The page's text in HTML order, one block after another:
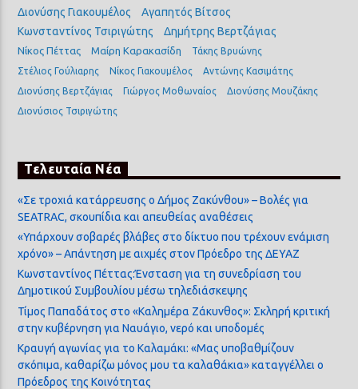
Διονύσης Γιακουμέλος
Αγαπητός Βίτσος
Κωνσταντίνος Τσιριγώτης
Δημήτρης Βερτζάγιας
Νίκος Πέττας Μαίρη Καρακασίδη
Τάκης Βρυώνης
Στέλιος Γούλιαρης
Νίκος Γιακουμέλος
Αντώνης Κασιμάτης
Διονύσης Βερτζάγιας
Γιώργος Μοθωναίος
Διονύσης Μουζάκης
Διονύσιος Τσιριγώτης
Τελευταία Νέα
«Σε τροχιά κατάρρευσης ο Δήμος Ζακύνθου» – Βολές για
SEATRAC, σκουπίδια και απευθείας αναθέσεις
«Υπάρχουν σοβαρές βλάβες στο δίκτυο που τρέχουν ενάμιση
χρόνο» – Απάντηση με αιχμές στον Πρόεδρο της ΔΕΥΑΖ
Κωνσταντίνος Πέττας:Ένσταση για τη συνεδρίαση του
Δημοτικού Συμβουλίου μέσω τηλεδιάσκεψης
Τίμος Παπαδάτος στο «Καλημέρα Ζάκυνθος»: Σκληρή κριτική
στην κυβέρνηση για Ναυάγιο, νερό και υποδομές
Κραυγή αγωνίας για το Καλαμάκι: «Μας υποβαθμίζουν
σκόπιμα, καθαρίζω μόνος μου τα καλαθάκια» καταγγέλλει ο
Πρόεδρος της Κοινότητας